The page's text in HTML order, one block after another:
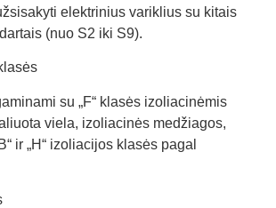
elektrinius variklius su kitais
(nuo S2 iki S9).
su „F“ klasės izoliacinėmis
viela, izoliacinės medžiagos,
ir „H“ izoliacijos klasės pagal